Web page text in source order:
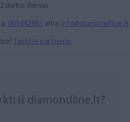
darbo dienas
065442885 arba info@diamondline.lt
Tapkite partneriu
iš diamondline.lt?